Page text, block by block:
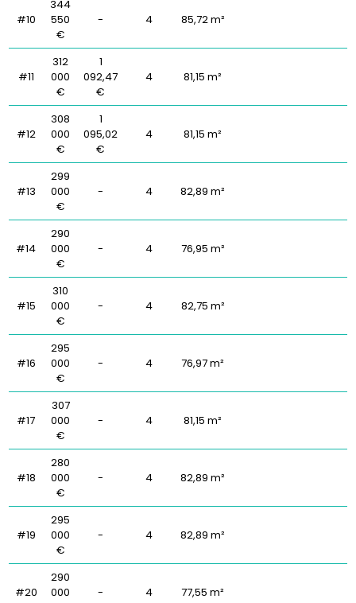
#10
344
550
€
- 4 85,72 m²
#11
312
000
€
1
092,47
€
4 81,15 m²
#12
308
000
€
1
095,02
€
4 81,15 m²
#13
299
000
€
- 4 82,89 m²
#14
290
000
€
- 4 76,95 m²
#15
310
000
€
- 4 82,75 m²
#16
295
000
€
- 4 76,97 m²
#17
307
000
€
- 4 81,15 m²
#18
280
000
€
- 4 82,89 m²
#19
295
000
€
- 4 82,89 m²
#20
290
000
- 4 77,55 m²